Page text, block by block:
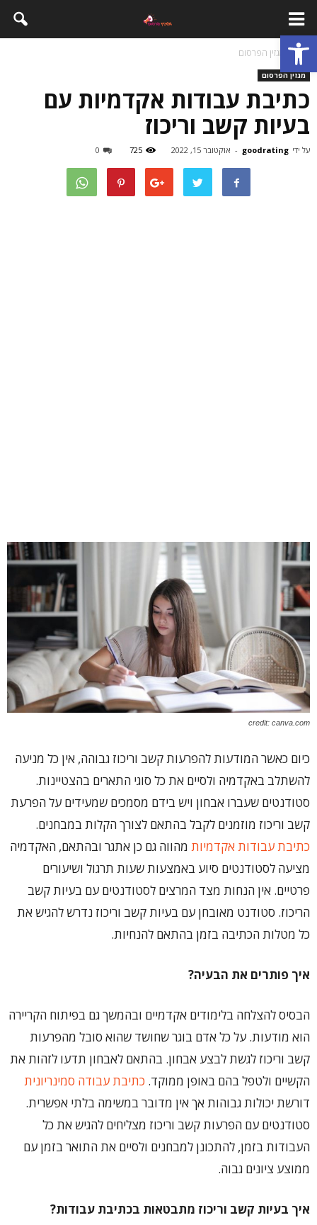
פתח סרגל נגישות
בית מגזין הפרסום
מגזין הפרסום
כתיבת עבודות אקדמיות עם
בעיות קשב וריכוז
על ידי goodrating
- אוקטובר 15, 2022 725
0
credit: canva.com
כיום כאשר המודעות להפרעות קשב וריכוז גבוהה, אין כל מניעה
להשתלב באקדמיה ולסיים את כל סוגי התארים בהצטיינות.
סטודנטים שעברו אבחון ויש בידם מסמכים שמעידים על הפרעת
קשב וריכוז מוזמנים לקבל בהתאם לצורך הקלות במבחנים.
כתיבת עבודות אקדמיות מהווה גם כן אתגר ובהתאם, האקדמיה
מציעה לסטודנטים סיוע באמצעות שעות תרגול ושיעורים
פרטיים. אין הנחות מצד המרצים לסטודנטים עם בעיות קשב
הריכוז. סטודנט מאובחן עם בעיות קשב וריכוז נדרש להגיש את
כל מטלות הכתיבה בזמן בהתאם להנחיות.
איך פותרים את הבעיה?
הבסיס להצלחה בלימודים אקדמיים ובהמשך גם בפיתוח הקריירה
הוא מודעות. על כל אדם בוגר שחושד שהוא סובל מהפרעות
קשב וריכוז לגשת לבצע אבחון. בהתאם לאבחון תדעו לזהות את
הקשיים ולטפל בהם באופן ממוקד. כתיבת עבודה סמינריונית
דורשת יכולות גבוהות אך אין מדובר במשימה בלתי אפשרית.
סטודנטים עם הפרעות קשב וריכוז מצליחים להגיש את כל
העבודות בזמן, להתכונן למבחנים ולסיים את התואר בזמן עם
ממוצע ציונים גבוה.
איך בעיות קשב וריכוז מתבטאות בכתיבת עבודות?